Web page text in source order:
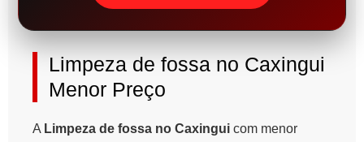
Limpeza de fossa no Caxingui
Menor Preço
A Limpeza de fossa no Caxingui com menor